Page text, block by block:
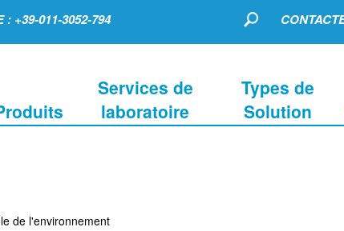
: +39-011-3052-794
Services de
laboratoire
Types de
Solution
de l'environnement